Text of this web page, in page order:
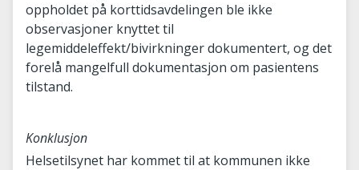
oppholdet på korttidsavdelingen ble ikke
observasjoner knyttet til
legemiddeleffekt/bivirkninger dokumentert, og det
forelå mangelfull dokumentasjon om pasientens
tilstand.
Konklusjon
Helsetilsynet har kommet til at kommunen ikke